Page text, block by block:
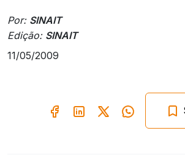
Por: SINAIT
Edição: SINAIT
11/05/2009